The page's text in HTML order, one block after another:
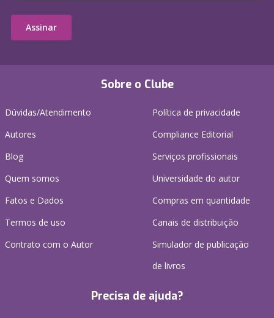
Sobre o Clube
Dúvidas/Atendimento
Autores
Blog
Quem somos
Fatos e Dados
Termos de uso
Contrato com o Autor
Política de privacidade
Compliance Editorial
Serviços profissionais
Universidade do autor
Compras em quantidade
Canais de distribuição
Simulador de publicação
de livros
Precisa de ajuda?
Assinar